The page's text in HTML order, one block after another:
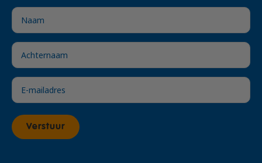
Verstuur